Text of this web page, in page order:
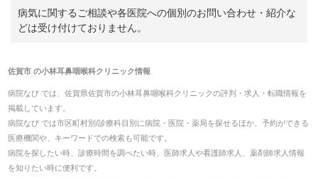
病気に関するご相談や各医院への個別のお問い合わせ・紹介な
どは受け付けておりません。
佐賀市の小林耳鼻咽喉科クリニック情報
病院なび では、 佐賀県佐賀市の小林耳鼻咽喉科クリニックの評判・求人・転職情報を
掲載しています。
病院なび では市区町村別/診療科目別に病院・医院・薬局を探せるほか、予約ができる
医療機関や、キーワードでの検索も可能です。
病院を探したい時、診療時間を調べたい時、医師求人や看護師求人、薬剤師求人情報
を知りたい時に便利です。